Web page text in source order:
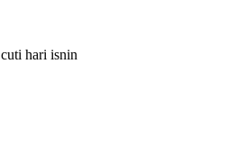
cuti hari isnin